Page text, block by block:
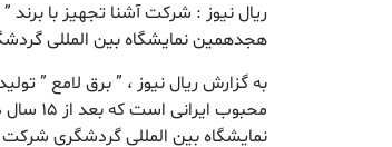
هجدهمین نمایشگاه بین المللی
به گزارش ریال نیوز ، ” برق لامع ”
محبوب
نمایشگاه بین المللی گردشگری